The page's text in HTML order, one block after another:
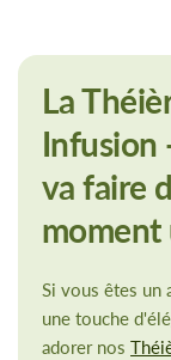
La
Infusion
va faire
moment
Si vous êtes un
une touche
adorer nos